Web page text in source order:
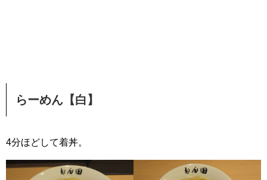
らーめん【白】
4分ほどして着丼。